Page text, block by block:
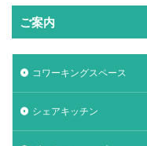
ご案内
コワーキングスペース
シェアキッチン